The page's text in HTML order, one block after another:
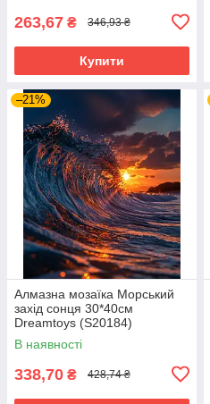
263,67 ₴ 346,93 ₴
Купити
–21%
Алмазна мозаїка Морський
захід сонця 30*40см
Dreamtoys (S20184)
В наявності
338,70 ₴ 428,74 ₴